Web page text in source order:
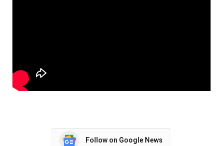
Follow on Google News